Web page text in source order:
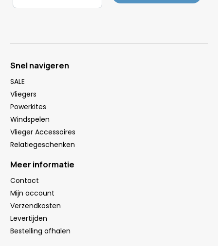
Snel navigeren
SALE
Vliegers
Powerkites
Windspelen
Vlieger Accessoires
Relatiegeschenken
Meer informatie
Contact
Mijn account
Verzendkosten
Levertijden
Bestelling afhalen